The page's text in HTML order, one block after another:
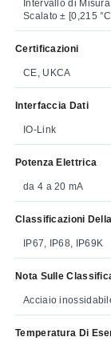
Intervallo di Misura
Scalato ± [0,215
Certificazioni
CE, UKCA
Interfaccia Dati
IO-Link
Potenza Elettrica
da 4 a 20 mA
Classificazioni
IP67, IP68, IP69K
Nota Sulle
Acciaio
Temperatura Di